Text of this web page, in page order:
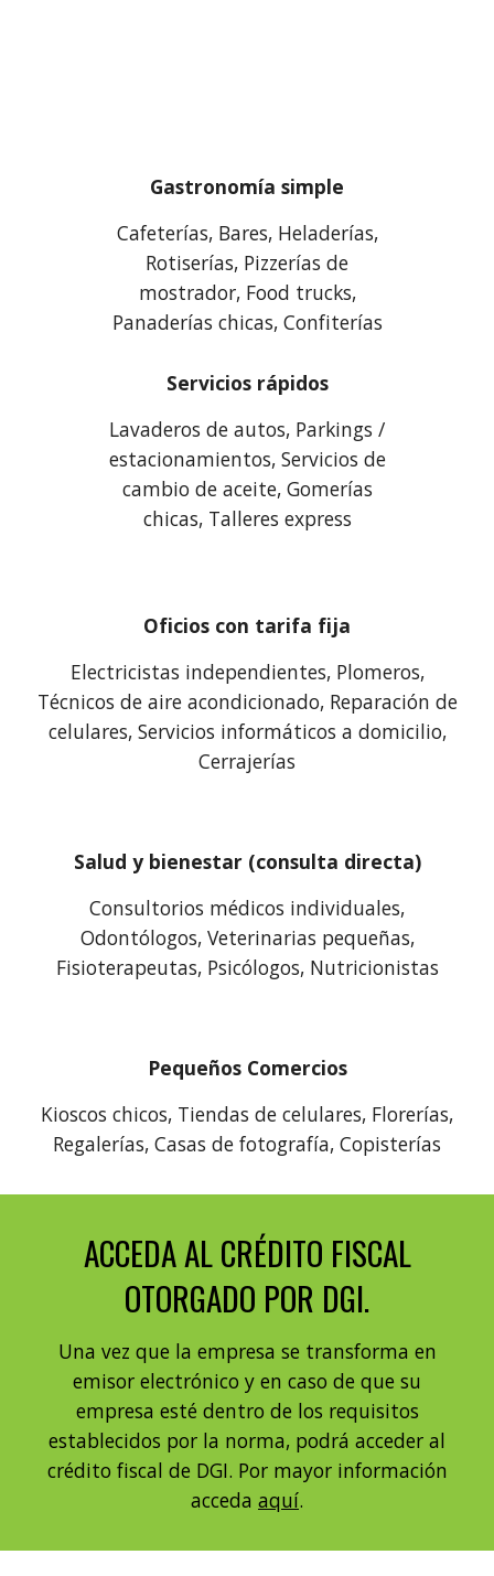
Gastronomía simple
Cafeterías, Bares, Heladerías,
Rotiserías, Pizzerías de
mostrador, Food trucks,
Panaderías chicas, Confiterías
Servicios rápidos
Lavaderos de autos, Parkings /
estacionamientos, Servicios de
cambio de aceite, Gomerías
chicas, Talleres express
Oficios con tarifa fija
Electricistas independientes, Plomeros,
Técnicos de aire acondicionado, Reparación de
celulares, Servicios informáticos a domicilio,
Cerrajerías
Salud y bienestar (consulta directa)
Consultorios médicos individuales,
Odontólogos, Veterinarias pequeñas,
Fisioterapeutas, Psicólogos, Nutricionistas
Pequeños Comercios
Kioscos chicos, Tiendas de celulares, Florerías,
Regalerías, Casas de fotografía, Copisterías
ACCEDA AL CRÉDITO FISCAL
OTORGADO POR DGI.
Una vez que la empresa se transforma en
emisor electrónico y en caso de que su
empresa esté dentro de los requisitos
establecidos por la norma, podrá acceder al
crédito fiscal de DGI. Por mayor información
acceda aquí.